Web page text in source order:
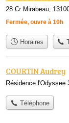
28 Cr Mirabeau,
Fermée, ouvre à 10h
Horaires
COURTIN Audrey
Résidence l'Odyssee
Téléphone